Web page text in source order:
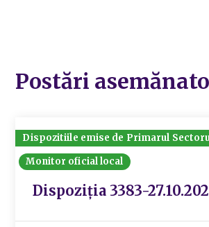
Postări
Dispozitiile emise de Primarul
Monitor oficial local
Dispoziția 3383-